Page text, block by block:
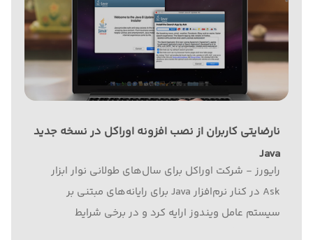
نارضایتی کاربران از نصب افزونه اوراکل در نسخه جدید
Java
رایورز - شرکت اوراکل برای سال‌های طولانی نوار ابزار
Ask در کنار نرم‌افزار Java برای رایانه‌های مبتنی بر
سیستم ‌عامل ویندوز ارایه کرد و در برخی شرایط